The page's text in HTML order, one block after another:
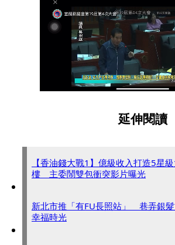
延伸閱讀
【香油錢大戰1】億級收入打造5星
樓 主委鬧雙包衝突影片曝光
新北市推「有FU長照站」 巷弄銀
幸福時光